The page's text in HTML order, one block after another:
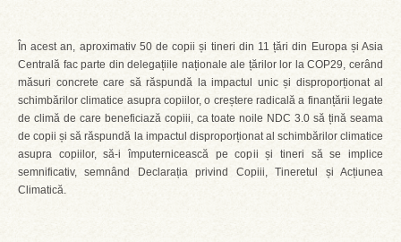
În acest an, aproximativ 50 de copii și tineri din 11 țări din Europa și Asia
Centrală fac parte din delegațiile naționale ale țărilor lor la COP29, cerând
măsuri concrete care să răspundă la impactul unic și disproporționat al
schimbărilor climatice asupra copiilor, o creștere radicală a finanțării legate
de climă de care beneficiază copiii, ca toate noile NDC 3.0 să țină seama
de copii și să răspundă la impactul disproporționat al schimbărilor climatice
asupra copiilor, să-i împuternicească pe copii și tineri să se implice
semnificativ, semnând Declarația privind Copiii, Tineretul și Acțiunea
Climatică.